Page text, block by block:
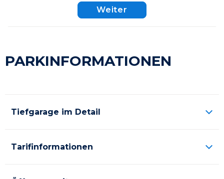
Weiter
PARKINFORMATIONEN
Tiefgarage im Detail
Tarifinformationen